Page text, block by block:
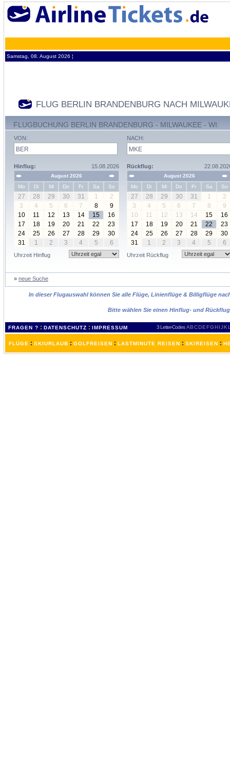
Samstag, 08. August 2026 ¦
FLUG BERLIN BRANDENBURG NACH
FLUGBUCHUNG BERLIN BRANDENBURG - MILWAUKEE - WI:
VON:
Hinflug: 15.08.2026
August 2026
Mo
Di Mi Do Fr Sa So
27 28 29 30 31 1
2
3
4 5 6 7 8
9
10
11 12 13 14 15
16
17
18 19 20 21 22
23
24
25 26 27 28 29
30
31
1 2 3 4 5 6
Uhrzeit Hinflug
NACH:
Rückflug:
August 2026
Mo
Di Mi Do Fr Sa So
27 28 29 30 31 1
2
3
4 5 6 7 8
9
10
11 12 13 14 15
16
17
18 19 20 21 22
23
24
25 26 27 28 29
30
31
1 2 3 4 5 6
Uhrzeit Rückflug
» neue Suche
In dieser Flugauswahl können Sie alle Flüge, Linienflüge & Billigflüge
Bitte wählen Sie einen Hinflug- und
FRAGEN ? : DATENSCHUTZ : IMPRESSUM 3 Letter-Codes ABCDEFGH IJKL
FLÜGE : SKIURLAUB : GOLFREISEN : LASTMINUTE REISEN : SKIREISEN :